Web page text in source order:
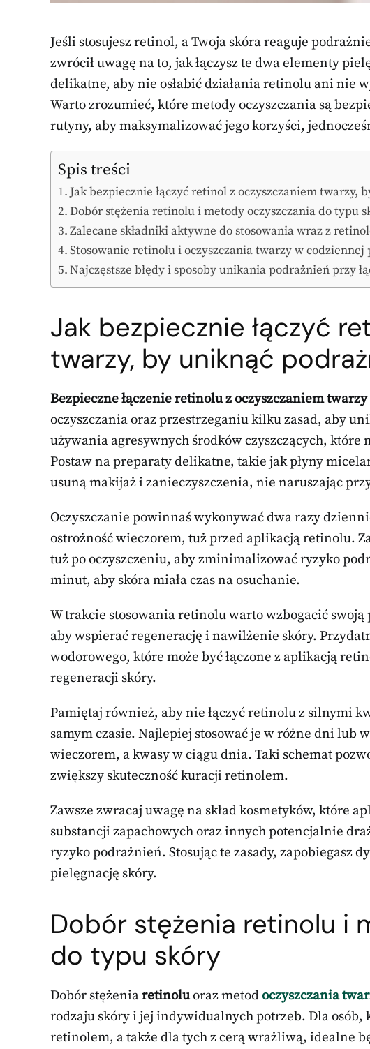
Jeśli stosujesz retinol, a Twoja skóra reaguje
zwrócił uwagę na to, jak łączysz te dwa elementy
delikatne, aby nie osłabić działania retinolu ani nie
Warto zrozumieć, które metody oczyszczania są
rutyny, aby maksymalizować jego korzyści,
Spis treści
Jak bezpiecznie łączyć retinol z oczyszczaniem twarzy,
Dobór stężenia retinolu i metody oczyszczania do typu
Zalecane składniki aktywne do stosowania wraz z
Stosowanie retinolu i oczyszczania twarzy w codziennej
Najczęstsze błędy i sposoby unikania podrażnień przy
Jak bezpiecznie łączyć
twarzy, by uniknąć
Bezpieczne łączenie retinolu z oczyszczaniem twarzy
oczyszczania oraz przestrzeganiu kilku zasad, aby
używania agresywnych środków czyszczących, które
Postaw na preparaty delikatne, takie jak płyny
usuną makijaż i zanieczyszczenia, nie naruszając
Oczyszczanie powinnaś wykonywać dwa razy
ostrożność wieczorem, tuż przed aplikacją retinolu.
tuż po oczyszczeniu, aby zminimalizować ryzyko
minut, aby skóra miała czas na osuchanie.
W trakcie stosowania retinolu warto wzbogacić
aby wspierać regenerację i nawilżenie skóry.
wodorowego, które może być łączone z aplikacją
regeneracji skóry.
Pamiętaj również, aby nie łączyć retinolu z silnymi
samym czasie. Najlepiej stosować je w różne dni lub
wieczorem, a kwasy w ciągu dnia. Taki schemat
zwiększy skuteczność kuracji retinolem.
Zawsze zwracaj uwagę na skład kosmetyków, które
substancji zapachowych oraz innych potencjalnie
ryzyko podrażnień. Stosując te zasady, zapobiegasz
pielęgnację skóry.
Dobór stężenia retinolu i
do typu skóry
Dobór stężeniaretinoluoraz metodoczyszczania
rodzaju skóry i jej indywidualnych potrzeb. Dla osób,
retinolem, a także dla tych z cerą wrażliwą, idealne